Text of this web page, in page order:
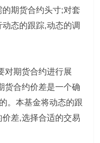
期货合约头寸;对套
态的跟踪,动态的调
对期货合约进行展
货合约价差是一个确
。本基金将动态的跟
差,选择合适的交易